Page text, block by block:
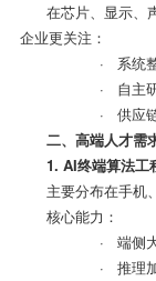
在芯片、显示、
企业更关注：
· 系统
· 自主
· 供应
二、高端人才需
1. AI终端算法工
主要分布在手机、
核心能力：
· 端侧
· 推理